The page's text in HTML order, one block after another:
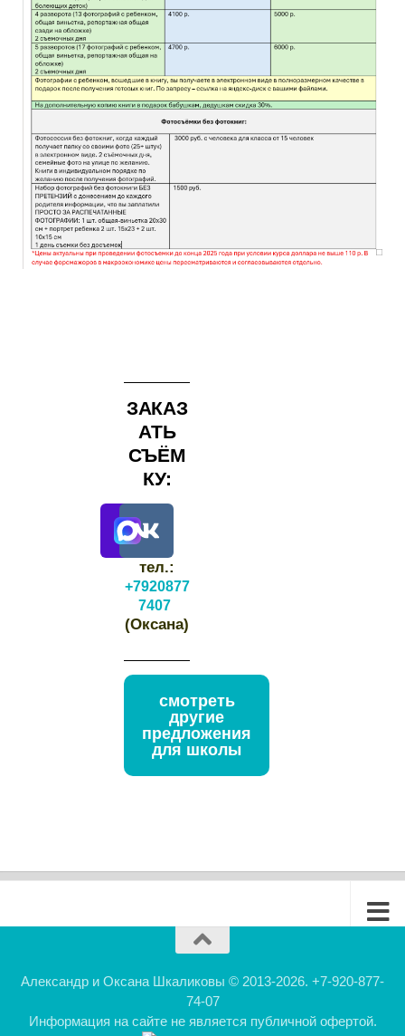
ЗАКАЗ
АТЬ
СЪЁМ
КУ:
тел.:
+7920877
7407
(Оксана)
смотреть
другие
предложения
для школы
Александр и Оксана Шкаликовы © 2013-2026. +7-920-877-
74-07
Информация на сайте не является публичной офертой.